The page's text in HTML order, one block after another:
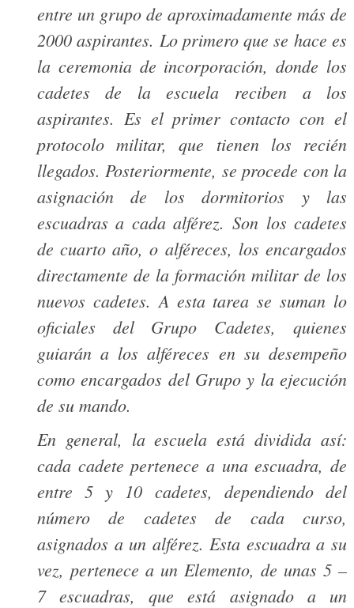
entre un grupo de aproximadamente más de
2000 aspirantes. Lo primero que se hace es
la ceremonia de incorporación, donde los
cadetes de la escuela reciben a los
aspirantes. Es el primer contacto con el
protocolo militar, que tienen los recién
llegados. Posteriormente, se procede con la
asignación de los dormitorios y las
escuadras a cada alférez. Son los cadetes
de cuarto año, o alféreces, los encargados
directamente de la formación militar de los
nuevos cadetes. A esta tarea se suman lo
oficiales del Grupo Cadetes, quienes
guiarán a los alféreces en su desempeño
como encargados del Grupo y la ejecución
de su mando.
En general, la escuela está dividida así:
cada cadete pertenece a una escuadra, de
entre 5 y 10 cadetes, dependiendo del
número de cadetes de cada curso,
asignados a un alférez. Esta escuadra a su
vez, pertenece a un Elemento, de unas 5 –
7 escuadras, que está asignado a un